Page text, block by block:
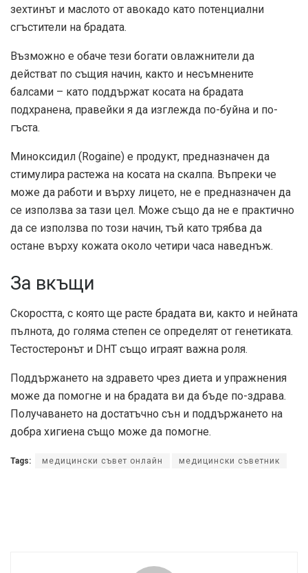
зехтинът и маслото от авокадо като потенциални
сгъстители на брадата.
Възможно е обаче тези богати овлажнители да
действат по същия начин, както и несъмнените
балсами – като поддържат косата на брадата
подхранена, правейки я да изглежда по-буйна и по-
гъста.
Миноксидил (Rogaine) е продукт, предназначен да
стимулира растежа на косата на скалпа. Въпреки че
може да работи и върху лицето, не е предназначен да
се използва за тази цел. Може също да не е практично
да се използва по този начин, тъй като трябва да
остане върху кожата около четири часа наведнъж.
За вкъщи
Скоростта, с която ще расте брадата ви, както и нейната
пълнота, до голяма степен се определят от генетиката.
Тестостеронът и DHT също играят важна роля.
Поддържането на здравето чрез диета и упражнения
може да помогне и на брадата ви да бъде по-здрава.
Получаването на достатъчно сън и поддържането на
добра хигиена също може да помогне.
Tags: медицински съвет онлайн медицински съветник